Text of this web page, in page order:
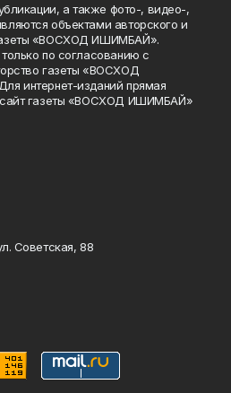
а также фото-, видео-,
объектами авторского и
«ВОСХОД ИШИМБАЙ».
по согласованию с
газеты «ВОСХОД
интернет-изданий прямая
сайт газеты «ВОСХОД ИШИМБАЙ»
Советская, 88